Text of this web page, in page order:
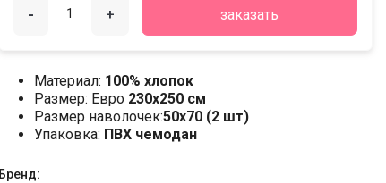
- + заказать
Материал: 100% хлопок
Размер: Евро 230х250 см
Размер наволочек:50x70 (2 шт)
Упаковка: ПВХ чемодан
Бренд: